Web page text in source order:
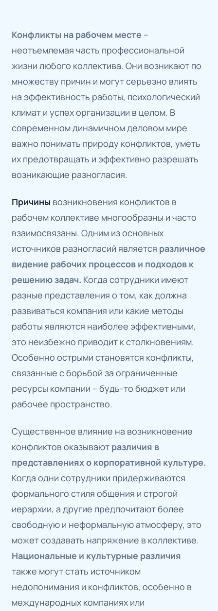
Конфликты на рабочем месте –
неотъемлемая часть профессиональной
жизни любого коллектива. Они возникают по
множеству причин и могут серьезно влиять
на эффективность работы, психологический
климат и успех организации в целом. В
современном динамичном деловом мире
важно понимать природу конфликтов, уметь
их предотвращать и эффективно разрешать
возникающие разногласия.
Причины возникновения конфликтов в
рабочем коллективе многообразны и часто
взаимосвязаны. Одним из основных
источников разногласий является различное
видение рабочих процессов и подходов к
решению задач. Когда сотрудники имеют
разные представления о том, как должна
развиваться компания или какие методы
работы являются наиболее эффективными,
это неизбежно приводит к столкновениям.
Особенно острыми становятся конфликты,
связанные с борьбой за ограниченные
ресурсы компании – будь-то бюджет или
рабочее пространство.
Существенное влияние на возникновение
конфликтов оказывают различия в
представлениях о корпоративной культуре.
Когда одни сотрудники придерживаются
формального стиля общения и строгой
иерархии, а другие предпочитают более
свободную и неформальную атмосферу, это
может создавать напряжение в коллективе.
Национальные и культурные различия
также могут стать источником
недопонимания и конфликтов, особенно в
международных компаниях или